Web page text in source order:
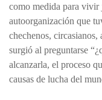
como medida para
autoorganización que
chechenos, circasianos,
surgió al preguntarse
alcanzarla, el proceso
causas de lucha del